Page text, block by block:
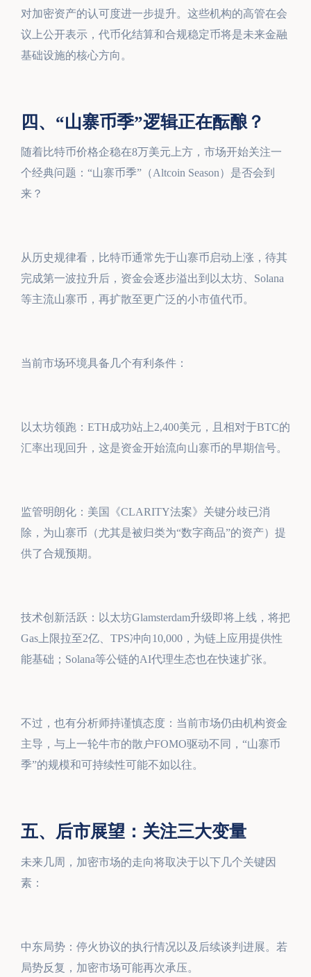
对加密资产的认可度进一步提升。这些机构的高管在会
议上公开表示，代币化结算和合规稳定币将是未来金融
基础设施的核心方向。
四、“山寨币季”逻辑正在酝酿？
随着比特币价格企稳在8万美元上方，市场开始关注一
个经典问题：“山寨币季”（Altcoin Season）是否会到
来？
从历史规律看，比特币通常先于山寨币启动上涨，待其
完成第一波拉升后，资金会逐步溢出到以太坊、Solana
等主流山寨币，再扩散至更广泛的小市值代币。
当前市场环境具备几个有利条件：
以太坊领跑：ETH成功站上2,400美元，且相对于BTC的
汇率出现回升，这是资金开始流向山寨币的早期信号。
监管明朗化：美国《CLARITY法案》关键分歧已消
除，为山寨币（尤其是被归类为“数字商品”的资产）提
供了合规预期。
技术创新活跃：以太坊Glamsterdam升级即将上线，将把
Gas上限拉至2亿、TPS冲向10,000，为链上应用提供性
能基础；Solana等公链的AI代理生态也在快速扩张。
不过，也有分析师持谨慎态度：当前市场仍由机构资金
主导，与上一轮牛市的散户FOMO驱动不同，“山寨币
季”的规模和可持续性可能不如以往。
五、后市展望：关注三大变量
未来几周，加密市场的走向将取决于以下几个关键因
素：
中东局势：停火协议的执行情况以及后续谈判进展。若
局势反复，加密市场可能再次承压。